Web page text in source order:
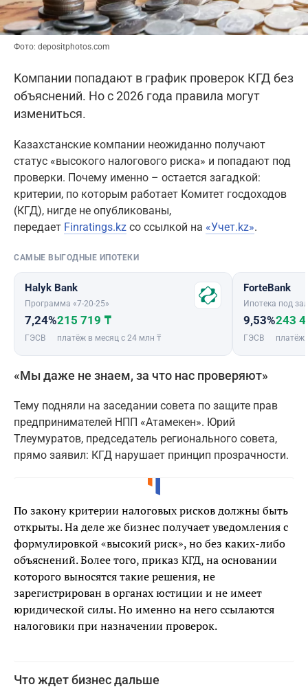
Фото: depositphotos.com
Kомпании попадают в график проверок КГД без
объяснений. Но с 2026 года правила могут
измениться.
Kaзахстанские компании неожиданно получают
статус «высокого налогового риска» и попадают под
проверки. Почему именно – остается загадкой:
критерии, по которым работает Комитет госдоходов
(КГД), нигде не опубликованы,
передает Finratings.kz со ссылкой на «Учет.kz».
САМЫЕ ВЫГОДНЫЕ ИПОТЕКИ
Halyk Bank
Программа «7-20-25»
7,24%
ГЭСВ
215 719 ₸
платёж в месяц с 24 млн ₸
ForteBank
Ипотека под
9,53%
ГЭСВ
243
платёж
«Мы даже не знаем, за что нас проверяют»
Тему подняли на заседании совета по защите прав
предпринимателей НПП «Атамекен». Юрий
Тлеумуратов, председатель регионального совета,
прямо заявил: КГД нарушает принцип прозрачности.
По закону критерии налоговых рисков должны быть
открыты. На деле же бизнес получает уведомления с
формулировкой «высокий риск», но без каких-либо
объяснений. Более того, приказ КГД, на основании
которого выносятся такие решения, не
зарегистрирован в органах юстиции и не имеет
юридической силы. Но именно на него ссылаются
налоговики при назначении проверок.
Что ждет бизнес дальше